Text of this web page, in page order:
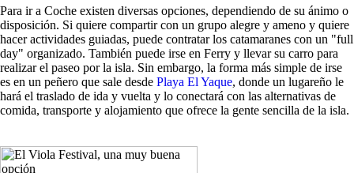
Para ir a Coche existen diversas opciones, dependiendo de su ánimo o
disposición. Si quiere compartir con un grupo alegre y ameno y quiere
hacer actividades guiadas, puede contratar los catamaranes con un "full
day" organizado. También puede irse en Ferry y llevar su carro para
realizar el paseo por la isla. Sin embargo, la forma más simple de irse
es en un peñero que sale desde Playa El Yaque, donde un lugareño le
hará el traslado de ida y vuelta y lo conectará con las alternativas de
comida, transporte y alojamiento que ofrece la gente sencilla de la isla.